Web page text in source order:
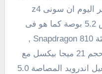
. وقد اوضح لنا تقرير اليوم ان سونى z4
” بمقاس 5.2 بوصة كما هو فى
، ويحمل معالج من فئة Snapdragon 810 ,
مع
، ونظام التشغيل اندرويد المصاصة 5.0